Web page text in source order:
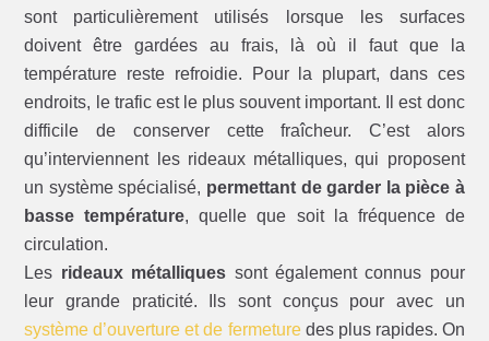
sont particulièrement utilisés lorsque les surfaces
doivent être gardées au frais, là où il faut que la
température reste refroidie. Pour la plupart, dans ces
endroits, le trafic est le plus souvent important. Il est donc
difficile de conserver cette fraîcheur. C’est alors
qu’interviennent les rideaux métalliques, qui proposent
un système spécialisé, permettant de garder la pièce à
basse température, quelle que soit la fréquence de
circulation.
Les rideaux métalliques sont également connus pour
leur grande praticité. Ils sont conçus pour avec un
système d’ouverture et de fermeturedes plus rapides. On